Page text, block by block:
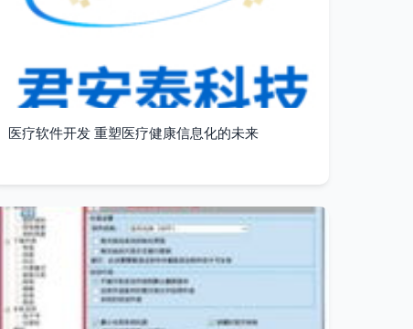
医疗软件开发 重塑医疗健康信息化的未来